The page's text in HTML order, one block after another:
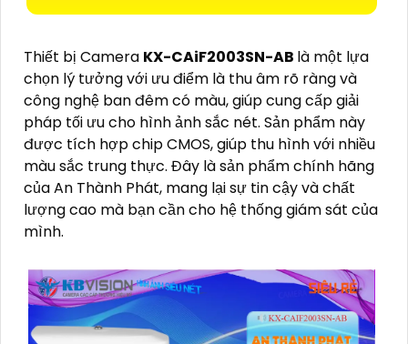
Thiết bị Camera KX-CAiF2003SN-AB là một lựa
chọn lý tưởng với ưu điểm là thu âm rõ ràng và
công nghệ ban đêm có màu, giúp cung cấp giải
pháp tối ưu cho hình ảnh sắc nét. Sản phẩm này
được tích hợp chip CMOS, giúp thu hình với nhiều
màu sắc trung thực. Đây là sản phẩm chính hãng
của An Thành Phát, mang lại sự tin cậy và chất
lượng cao mà bạn cần cho hệ thống giám sát của
mình.